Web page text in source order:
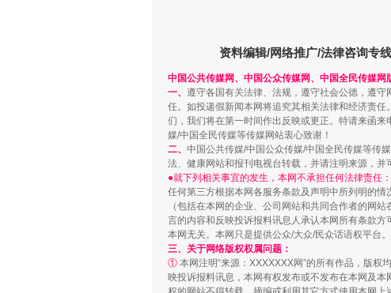
习近平的博鳌关键词
资料编辑/网络推广/法律咨询专线
中国公共传媒网、中国公众传媒网、中国全民传媒网
一、 遵守各国有关法律、法规，遵守社会公德，遵
任。如投递假新闻本网将追究其相关法律和经济责
们，我们将在第一时间作出反映或更正。特请来函
媒/中国全民传媒等传媒网站衷心致谢！
二、 中国公共传媒/中国公众传媒/中国全民传媒等传
法、健康网站和报刊电视台转载，并请注明来源，并
●就下列相关事宜的发生，本网不承担任何法律责任
任何第三方根据本网各服务条款及声明中所列明的情
（包括在本网的企业、公司网站和共同合作者的网站
言的内容和反映投诉报料讯息人承认本网所有条款
本网无关。本网只是提供公众/大众/民众话语权平台
三、关于网络版权权属问题：
① 本网注明“来源：XXXXXXX网”的所有作品，版
映投诉报料讯息，本网有权发布或不发布在本网及